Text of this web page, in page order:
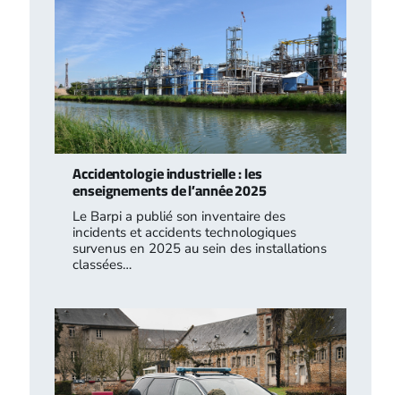
Accidentologie industrielle : les
enseignements de l’année 2025
Le Barpi a publié son inventaire des
incidents et accidents technologiques
survenus en 2025 au sein des installations
classées…